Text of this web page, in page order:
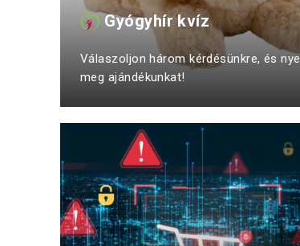
Gyógyhír kvíz
Válaszoljon három kérdésünkre, és
meg ajándékunkat!